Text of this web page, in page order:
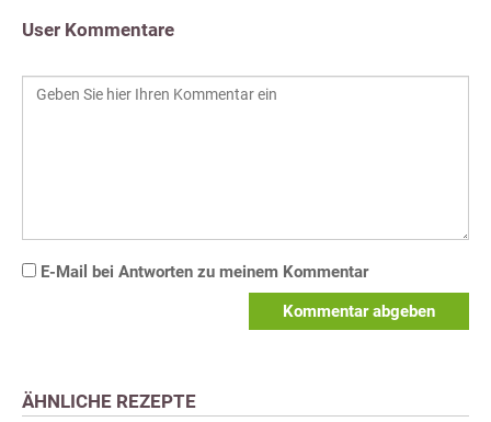
User Kommentare
E-Mail bei Antworten zu meinem Kommentar
Kommentar abgeben
ÄHNLICHE REZEPTE